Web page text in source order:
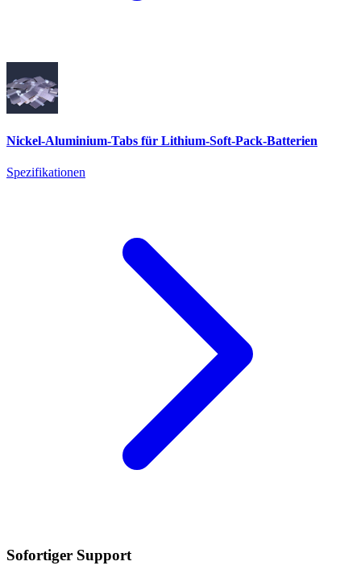
Nickel-Aluminium-Tabs für Lithium-Soft-Pack-Batterien
Spezifikationen
Sofortiger Support